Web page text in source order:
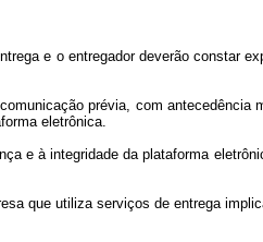
e o entregador deverão constar
prévia, com
eletrônica.
e à integridade da plataforma
que utiliza serviços de entrega